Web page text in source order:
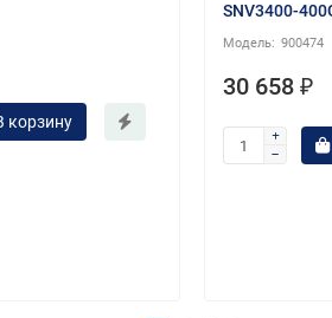
корзину
SNV3400-
900474
30 658 ₽